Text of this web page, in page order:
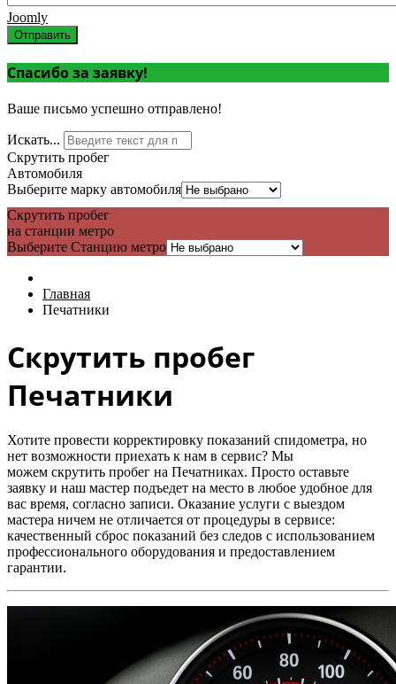
Joomly
Отправить
Спасибо за заявку!
Ваше письмо успешно отправлено!
Искать...
Скрутить пробег
Автомобиля
Выберите марку автомобиля
Скрутить пробег
на станции метро
Выберите Станцию метро
Главная
Печатники
Скрутить пробег
Печатники
Хотите провести корректировку показаний спидометра, но
нет возможности приехать к нам в сервис? Мы
можем скрутить пробег на Печатниках. Просто оставьте
заявку и наш мастер подъедет на место в любое удобное для
вас время, согласно записи. Оказание услуги с выездом
мастера ничем не отличается от процедуры в сервисе:
качественный сброс показаний без следов с использованием
профессионального оборудования и предоставлением
гарантии.